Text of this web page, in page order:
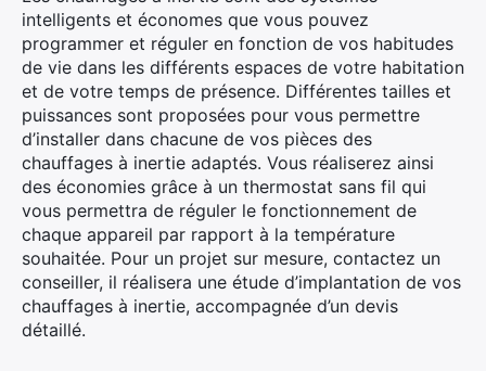
intelligents et économes que vous pouvez
programmer et réguler en fonction de vos habitudes
de vie dans les différents espaces de votre habitation
et de votre temps de présence. Différentes tailles et
puissances sont proposées pour vous permettre
d’installer dans chacune de vos pièces des
chauffages à inertie adaptés. Vous réaliserez ainsi
des économies grâce à un thermostat sans fil qui
vous permettra de réguler le fonctionnement de
chaque appareil par rapport à la température
souhaitée. Pour un projet sur mesure, contactez un
conseiller, il réalisera une étude d’implantation de vos
chauffages à inertie, accompagnée d’un devis
détaillé.
: